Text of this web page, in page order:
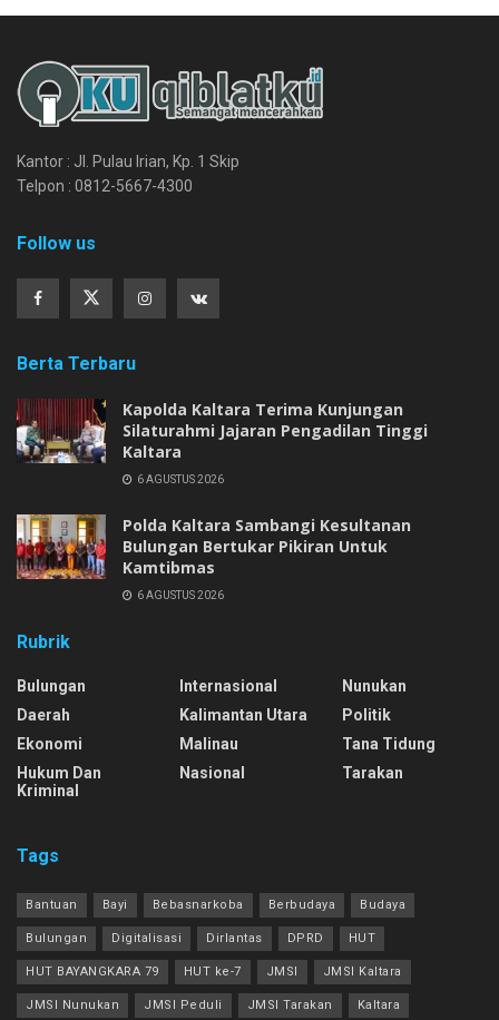
Kantor : Jl. Pulau Irian, Kp. 1 Skip
Telpon : 0812-5667-4300
Follow us
Berta Terbaru
Kapolda Kaltara Terima Kunjungan
Silaturahmi Jajaran Pengadilan Tinggi
Kaltara
6 AGUSTUS 2026
Polda Kaltara Sambangi Kesultanan
Bulungan Bertukar Pikiran Untuk
Kamtibmas
6 AGUSTUS 2026
Rubrik
Bulungan
Daerah
Ekonomi
Hukum Dan
Kriminal
Internasional
Kalimantan Utara
Malinau
Nasional
Nunukan
Politik
Tana Tidung
Tarakan
Tags
Bantuan Bayi Bebasnarkoba Berbudaya Budaya
Bulungan Digitalisasi Dirlantas DPRD HUT
HUT BAYANGKARA 79 HUT ke-7 JMSI JMSI Kaltara
JMSI Nunukan JMSI Peduli JMSI Tarakan Kaltara